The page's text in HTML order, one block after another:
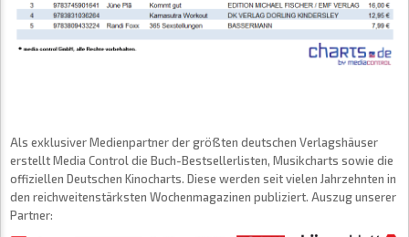
Als exklusiver Medienpartner der größten deutschen Verlagshäuser
erstellt Media Control die Buch-Bestsellerlisten, Musikcharts sowie die
offiziellen Deutschen Kinocharts. Diese werden seit vielen Jahrzehnten in
den reichweitenstärksten Wochenmagazinen publiziert. Auszug unserer
Partner: